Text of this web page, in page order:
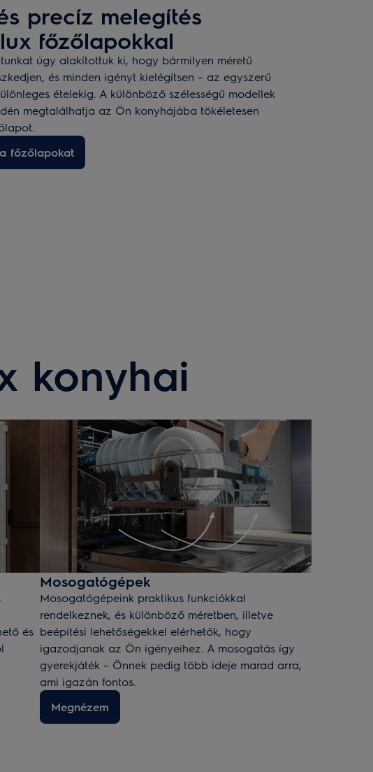
precíz melegítés
főzőlapokkal
úgy alakítottuk ki, hogy bármilyen méretű
és minden igényt kielégítsen – az egyszerű
ételekig. A különböző szélességű modellek
megtalálhatja az Ön konyhájába tökéletesen
főzőlapokat
konyhai
és
Mosogatógépek
Mosogatógépeink praktikus funkciókkal
rendelkeznek, és különböző méretben, illetve
beépítési lehetőségekkel elérhetők, hogy
igazodjanak az Ön igényeihez. A mosogatás így
gyerekjáték – Önnek pedig több ideje marad arra,
ami igazán fontos.
Megnézem